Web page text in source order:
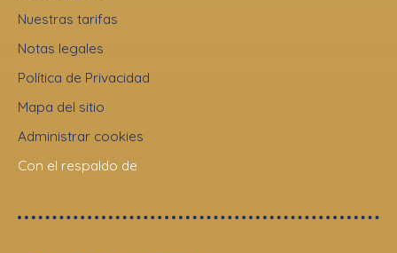
Nuestras tarifas
Notas legales
Política de Privacidad
Mapa del sitio
Administrar cookies
Con el respaldo de